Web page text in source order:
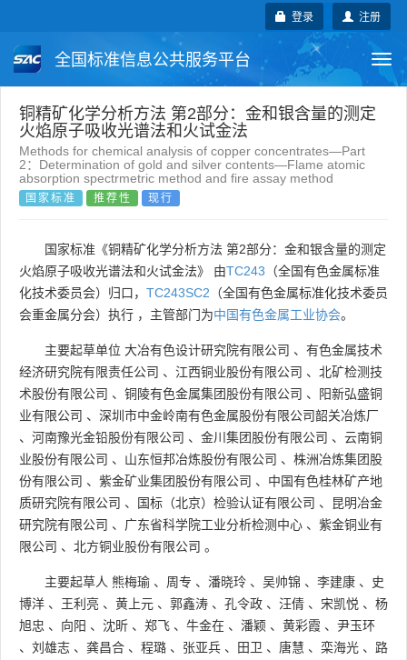
注册
登录
全国标准信息公共服务平台
国家标准 行业标准 地方标准
团体标准 企业标准 国际标准
国外标准 技术委员会
铜精矿化学分析方法 第2部分：金和银含量的测定
火焰原子吸收光谱法和火试金法
Methods for chemical analysis of copper concentrates—Part
2：Determination of gold and silver contents—Flame atomic
absorption spectrmetric method and fire assay method
国家标准 推荐性 现行
国家标准《铜精矿化学分析方法 第2部分：金和银含量的测定
火焰原子吸收光谱法和火试金法》 由TC243 （全国有色金属标准
化技术委员会）归口， TC243SC2 （全国有色金属标准化技术委员
会重金属分会）执行 ，主管部门为中国有色金属工业协会。
主要起草单位 大冶有色设计研究院有限公司 、 有色金属技术
经济研究院有限责任公司 、 江西铜业股份有限公司 、 北矿检测技
术股份有限公司 、 铜陵有色金属集团股份有限公司 、
阳新弘盛铜
业有限公司 、 深圳市中金岭南有色金属股份有限公司韶关冶炼厂
、 河南豫光金铅股份有限公司 、 金川集团股份有限公司 、 云南铜
业股份有限公司 、 山东恒邦冶炼股份有限公司 、 株洲冶炼集团股
份有限公司 、 紫金矿业集团股份有限公司 、 中国有色桂林矿产地
质研究院有限公司 、 国标（北京）检验认证有限公司 、
昆明冶金
研究院有限公司 、 广东省科学院工业分析检测中心 、 紫金铜业有
限公司 、 北方铜业股份有限公司 。
主要起草人 熊梅瑜 、 周专 、 潘晓玲 、 吴帅锦 、 李建康 、 史
博洋 、 王利亮 、 黄上元 、 郭鑫涛 、 孔令政 、 汪倩 、 宋凯悦 、 杨
旭忠 、 向阳 、 沈昕 、 郑飞 、 牛金在 、 潘颖 、 黄彩霞 、 尹玉环
、 刘雄志 、 龚昌合 、 程璐 、 张亚兵 、 田卫 、 唐慧 、 栾海光 、 路